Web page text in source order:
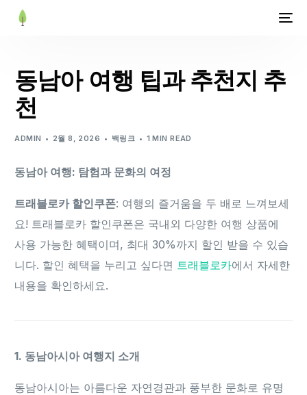
동남아 여행 팁과 추천지 추
천
ADMIN 2월 8, 2026 백링크 1 MIN READ
동남아 여행: 탐험과 문화의 여정
트래블로카 할인쿠폰: 여행의 즐거움을 두 배로 느껴보세
요! 트래블로카 할인쿠폰은 국내외 다양한 여행 상품에
사용 가능한 혜택이며, 최대 30%까지 할인 받을 수 있습
니다. 할인 혜택을 누리고 싶다면 트래블로카에서 자세한
내용을 확인하세요.
1. 동남아시아 여행지 소개
동남아시아는 아름다운 자연경관과 풍부한 문화로 유명